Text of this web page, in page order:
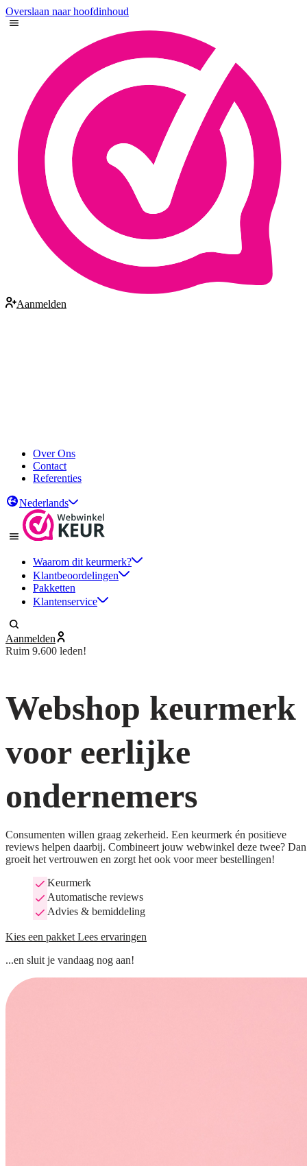
Overslaan naar hoofdinhoud
Aanmelden
Over Ons
Contact
Referenties
Nederlands
Waarom dit keurmerk?
Klantbeoordelingen
Pakketten
Klantenservice
Aanmelden
Ruim 9.600 leden!
Webshop keurmerk
voor eerlijke
ondernemers
Consumenten willen graag zekerheid. Een keurmerk én positieve
reviews helpen daarbij. Combineert jouw webwinkel deze twee? Dan
groeit het vertrouwen en zorgt het ook voor meer bestellingen!
Keurmerk
Automatische reviews
Advies & bemiddeling
Kies een pakket Lees ervaringen
...en sluit je vandaag nog aan!